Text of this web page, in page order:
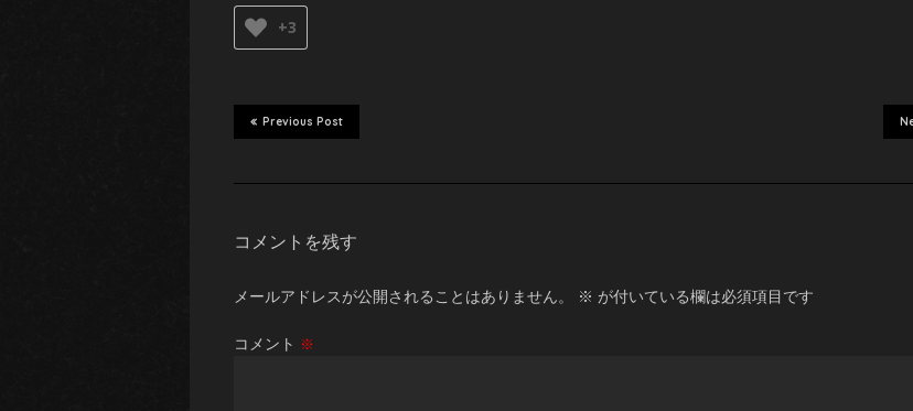
+3
Previous Post
コメントを残す
メールアドレスが公開されることはありません。 ※ が付いている欄は必須項目です
コメント ※